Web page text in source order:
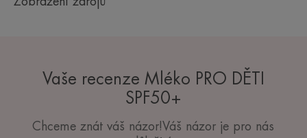
** podle testu OECD 301.
Vaše recenze Mléko PRO DĚTI
SPF50+
Chceme znát váš názor!Váš názor je pro nás